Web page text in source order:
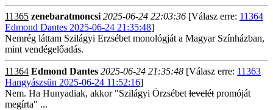
11365 zenebaratmoncsi 2025-06-24 22:03:36 [Válasz erre: 11364
Edmond Dantes 2025-06-24 21:35:48]
Nemrég láttam Szilágyi Erzsébet monológját a Magyar Színházban,
mint vendégelőadás.
11364 Edmond Dantes 2025-06-24 21:35:48 [Válasz erre: 11363
Hangyászsün 2025-06-24 11:52:16]
Nem. Ha Hunyadiak, akkor "Szilágyi Örzsébet levelét promóját
megírta" ...